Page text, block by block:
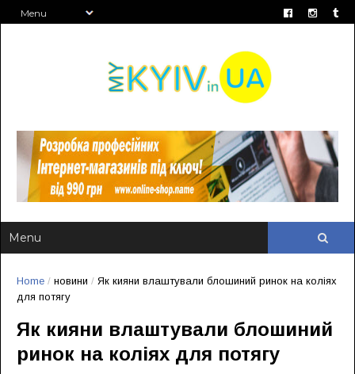
Home / новини / Як кияни влаштували блошиний ринок на коліях
для потягу
Як кияни влаштували блошиний
ринок на коліях для потягу